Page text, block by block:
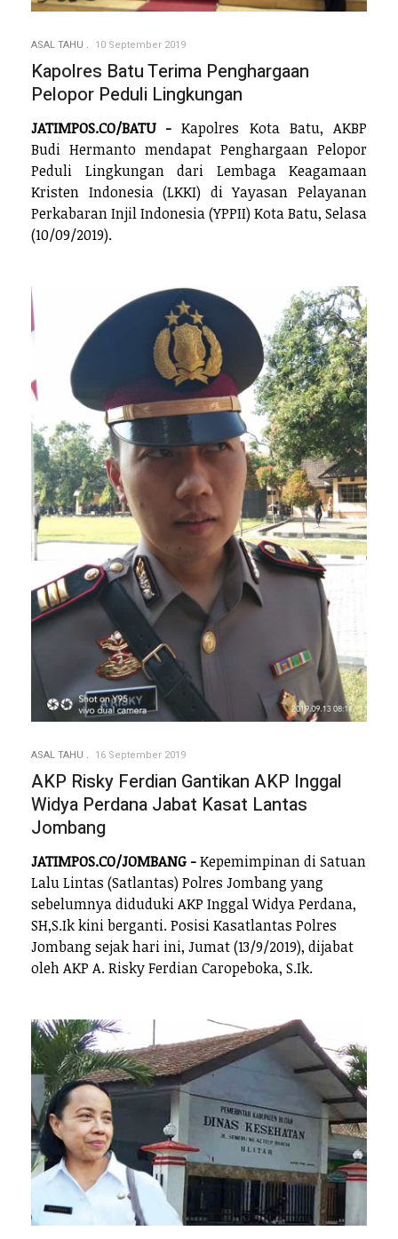
ASAL TAHU 10 September 2019
Kapolres Batu Terima Penghargaan
Pelopor Peduli Lingkungan
JATIMPOS.CO/BATU - Kapolres Kota Batu, AKBP
Budi Hermanto mendapat Penghargaan Pelopor
Peduli Lingkungan dari Lembaga Keagamaan
Kristen Indonesia (LKKI) di Yayasan Pelayanan
Perkabaran Injil Indonesia (YPPII) Kota Batu, Selasa
(10/09/2019).
ASAL TAHU 16 September 2019
AKP Risky Ferdian Gantikan AKP Inggal
Widya Perdana Jabat Kasat Lantas
Jombang
JATIMPOS.CO/JOMBANG -Kepemimpinan di Satuan
Lalu Lintas (Satlantas) Polres Jombang yang
sebelumnya diduduki AKP Inggal Widya Perdana,
SH,S.Ik kini berganti. Posisi Kasatlantas Polres
Jombang sejak hari ini, Jumat (13/9/2019), dijabat
oleh AKP A. Risky Ferdian Caropeboka, S.Ik.